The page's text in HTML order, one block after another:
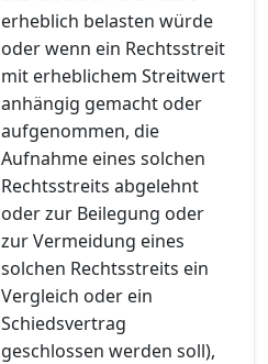
erheblich belasten würde
oder wenn ein Rechtsstreit
mit erheblichem Streitwert
anhängig gemacht oder
aufgenommen, die
Aufnahme eines solchen
Rechtsstreits abgelehnt
oder zur Beilegung oder
zur Vermeidung eines
solchen Rechtsstreits ein
Vergleich oder ein
Schiedsvertrag
geschlossen werden soll),